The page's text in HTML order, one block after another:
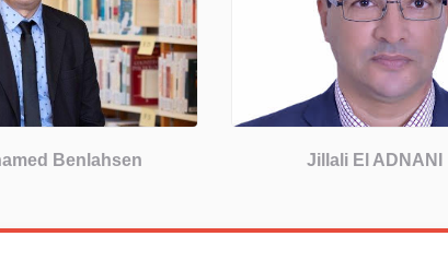
Benlahsen Jillali El ADNANI